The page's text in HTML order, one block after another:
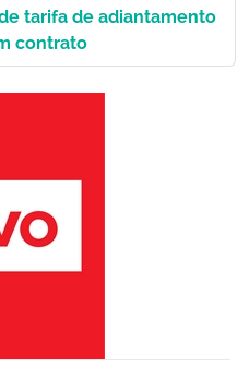
tarifa de adiantamento
contrato